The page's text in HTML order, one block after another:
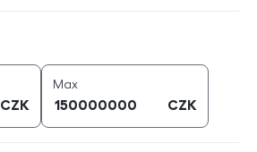
CZK
Maxprice (
CZK